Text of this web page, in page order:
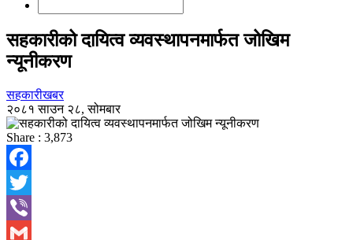
सहकारीको दायित्व व्यवस्थापनमार्फत जोखिम
न्यूनीकरण
सहकारीखबर
२०८१ साउन २८, सोमबार
Share : 3,873
Facebook
Twitter
Viber